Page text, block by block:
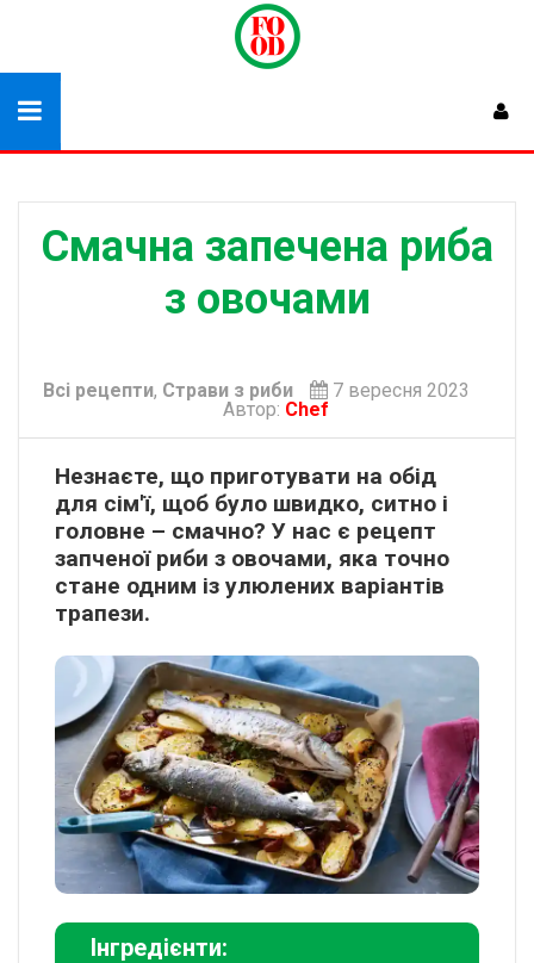
Смачна запечена риба
з овочами
Всі рецепти, Страви з риби
7 вересня 2023
Автор: Chef
Незнаєте, що приготувати на обід
для сім'ї, щоб було швидко, ситно і
головне – смачно? У нас є рецепт
запченої риби з овочами, яка точно
стане одним із улюлених варіантів
трапези.
Інгредієнти: